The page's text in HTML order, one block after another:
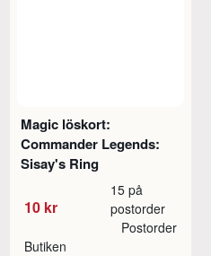
Magic löskort:
Commander Legends:
Sisay's Ring
10 kr
15 på
postorder
Butiken
Postorder